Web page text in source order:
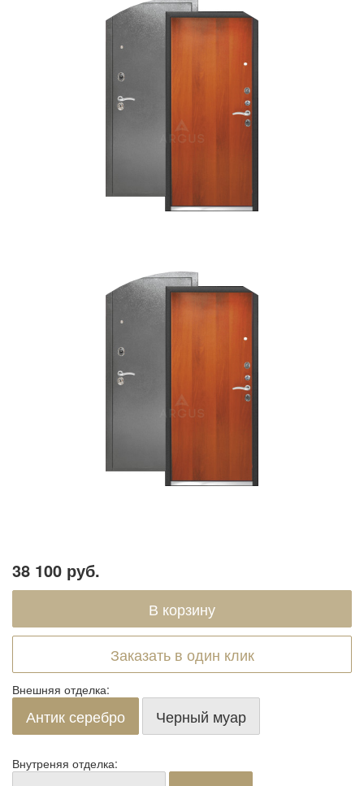
38 100 руб.
Заказать в один клик
Внешняя отделка:
Антик серебро Черный муар
Внутреняя отделка: